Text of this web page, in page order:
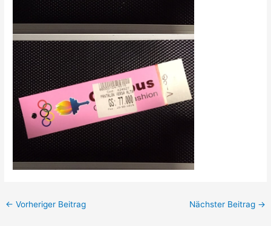
← Vorheriger Beitrag Nächster Beitrag →